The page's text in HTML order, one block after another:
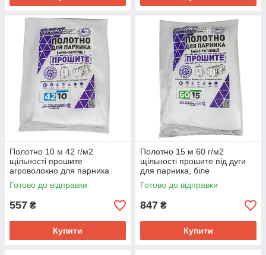
Полотно 10 м 42 г/м2
щільності прошите
агроволокно для парника
Готово до відправки
557 ₴
Купити
Полотно 15 м 60 г/м2
щільності прошите під дуги
для парника, біле
агроволокно
Готово до відправки
847 ₴
Купити